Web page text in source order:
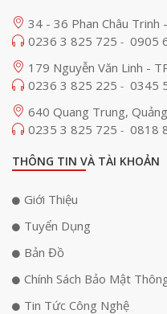
34 - 36 Phan Châu Trinh
0236 3 825 725 - 0905
179 Nguyễn Văn Linh -
0236 3 825 225 - 0345
640 Quang Trung,
0235 3 825 725 - 0818
THÔNG TIN VÀ TÀI KHOẢN
Giới Thiệu
Tuyển Dụng
Bản Đồ
Chính Sách Bảo Mật
Tin Tức Công Nghệ